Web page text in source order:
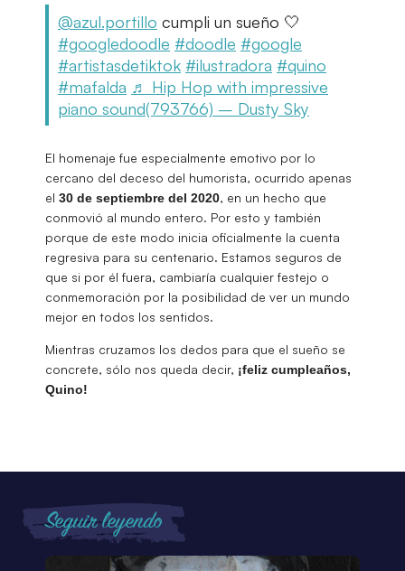
@azul.portillo cumpli un sueño 🤍
#googledoodle #doodle #google
#artistasdetiktok #ilustradora #quino
#mafalda ♬ Hip Hop with impressive
piano sound(793766) – Dusty Sky
El homenaje fue especialmente emotivo por lo
cercano del deceso del humorista, ocurrido apenas
el 30 de septiembre del 2020, en un hecho que
conmovió al mundo entero. Por esto y también
porque de este modo inicia oficialmente la cuenta
regresiva para su centenario. Estamos seguros de
que si por él fuera, cambiaría cualquier festejo o
conmemoración por la posibilidad de ver un mundo
mejor en todos los sentidos.
Mientras cruzamos los dedos para que el sueño se
concrete, sólo nos queda decir, ¡feliz cumpleaños,
Quino!
Seguir leyendo